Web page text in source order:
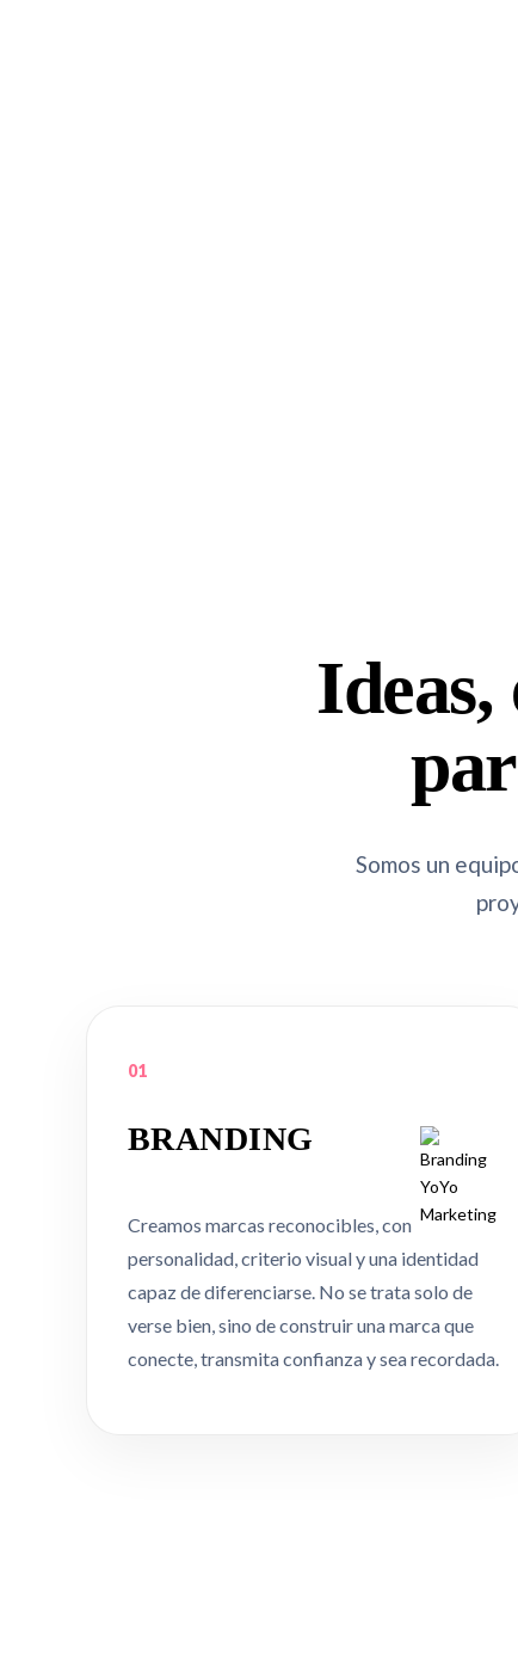
Somos un
01
BRANDING
Creamos marcas reconocibles, con
personalidad, criterio visual y una identidad
capaz de diferenciarse. No se trata solo de
verse bien, sino de construir una marca que
conecte, transmita confianza y sea recordada.